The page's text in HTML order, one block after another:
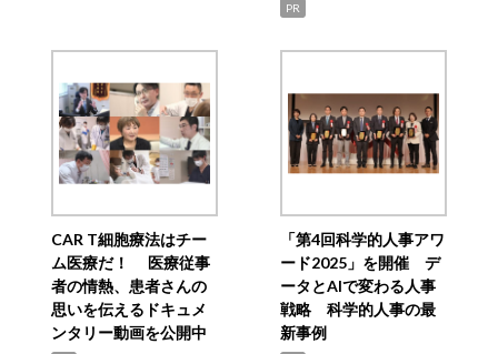
PR
CAR T細胞療法はチー
ム医療だ！ 医療従事
者の情熱、患者さんの
思いを伝えるドキュメ
ンタリー動画を公開中
「第4回科学的人事アワ
ード2025」を開催 デ
ータとAIで変わる人事
戦略 科学的人事の最
新事例